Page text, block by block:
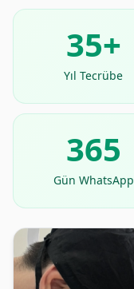
35+
Yıl Tecrübe
365
Gün WhatsApp